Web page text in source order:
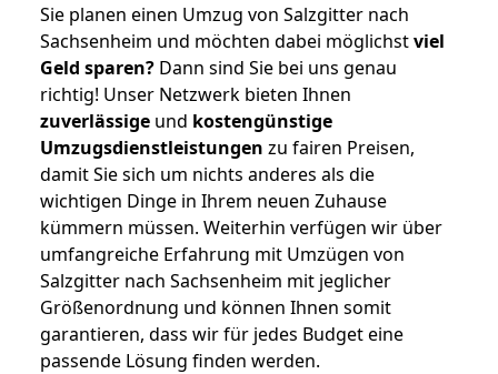
Sie planen einen Umzug von Salzgitter nach
Sachsenheim und möchten dabei möglichstviel
Geld sparen? Dann sind Sie bei uns genau
richtig! Unser Netzwerk bieten Ihnen
zuverlässige und kostengünstige
Umzugsdienstleistungen zu fairen Preisen,
damit Sie sich um nichts anderes als die
wichtigen Dinge in Ihrem neuen Zuhause
kümmern müssen. Weiterhin verfügen wir über
umfangreiche Erfahrung mit Umzügen von
Salzgitter nach Sachsenheim mit jeglicher
Größenordnung und können Ihnen somit
garantieren, dass wir für jedes Budget eine
passende Lösung finden werden.